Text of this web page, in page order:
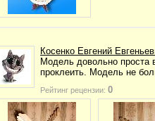
Косенко Евгений
Модель довольно проста
проклеить. Модель не
Рейтинг рецензии: 0